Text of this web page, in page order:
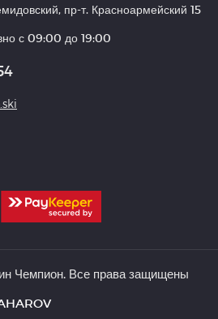
пр-т. Красноармейский 15
с 09:00 до 19:00
Чемпион. Все права защищены